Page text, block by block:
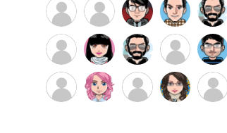
ممدرضا
رضا
کاظمی
زهرا ~ ابتین
سید
محمد
موسوی
مهدی
فرهمند
مهدی
سلطانی
داود
رضیی
طرفدار
میلی
بابی
براون
کیوان
کیانی
سامان
راحمی
امیردلتا امیروو
ملیکا
منتظری
عارفه
داستانپور